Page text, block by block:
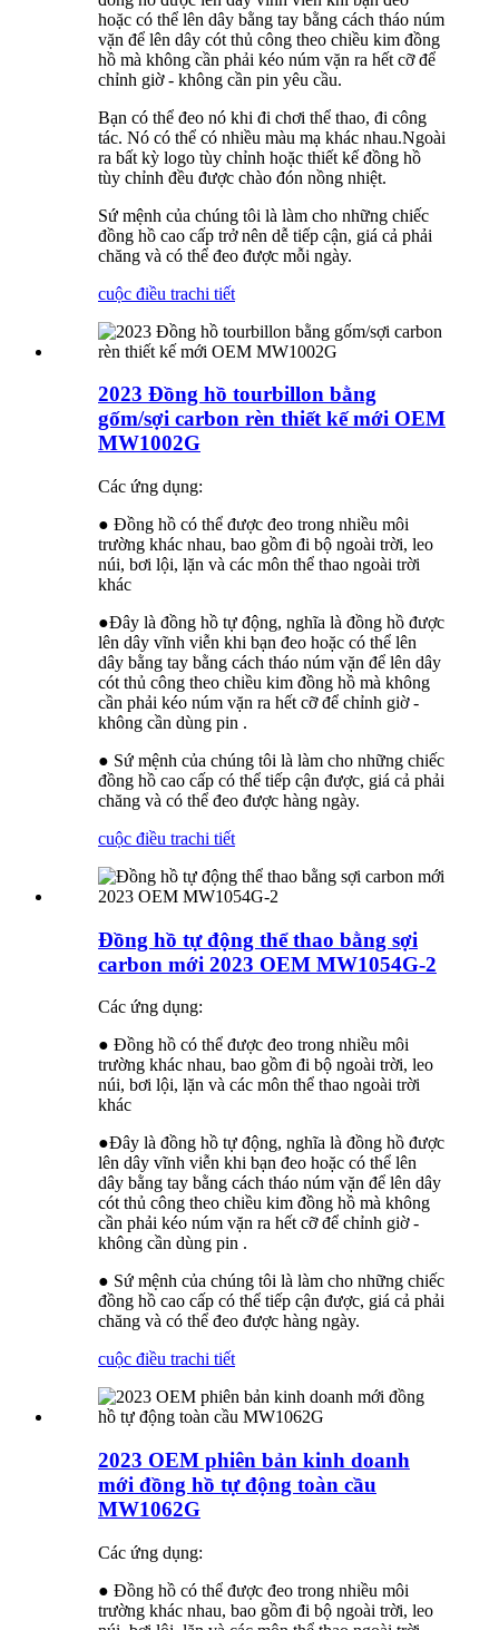
hoặc có thể lên dây bằng tay bằng cách tháo núm
vặn để lên dây cót thủ công theo chiều kim đồng
hồ mà không cần phải kéo núm vặn ra hết cỡ để
chỉnh giờ - không cần pin yêu cầu.
Bạn có thể đeo nó khi đi chơi thể thao, đi công
tác. Nó có thể có nhiều màu mạ khác nhau.Ngoài
ra bất kỳ logo tùy chỉnh hoặc thiết kế đồng hồ
tùy chỉnh đều được chào đón nồng nhiệt.
Sứ mệnh của chúng tôi là làm cho những chiếc
đồng hồ cao cấp trở nên dễ tiếp cận, giá cả phải
chăng và có thể đeo được mỗi ngày.
cuộc điều trachi tiết
2023 Đồng hồ tourbillon bằng
gốm/sợi carbon rèn thiết kế mới OEM
MW1002G
Các ứng dụng:
● Đồng hồ có thể được đeo trong nhiều môi
trường khác nhau, bao gồm đi bộ ngoài trời, leo
núi, bơi lội, lặn và các môn thể thao ngoài trời
khác
●Đây là đồng hồ tự động, nghĩa là đồng hồ được
lên dây vĩnh viễn khi bạn đeo hoặc có thể lên
dây bằng tay bằng cách tháo núm vặn để lên dây
cót thủ công theo chiều kim đồng hồ mà không
cần phải kéo núm vặn ra hết cỡ để chỉnh giờ -
không cần dùng pin .
● Sứ mệnh của chúng tôi là làm cho những chiếc
đồng hồ cao cấp có thể tiếp cận được, giá cả phải
chăng và có thể đeo được hàng ngày.
cuộc điều trachi tiết
Đồng hồ tự động thể thao bằng sợi
carbon mới 2023 OEM MW1054G-2
Các ứng dụng:
● Đồng hồ có thể được đeo trong nhiều môi
trường khác nhau, bao gồm đi bộ ngoài trời, leo
núi, bơi lội, lặn và các môn thể thao ngoài trời
khác
●Đây là đồng hồ tự động, nghĩa là đồng hồ được
lên dây vĩnh viễn khi bạn đeo hoặc có thể lên
dây bằng tay bằng cách tháo núm vặn để lên dây
cót thủ công theo chiều kim đồng hồ mà không
cần phải kéo núm vặn ra hết cỡ để chỉnh giờ -
không cần dùng pin .
● Sứ mệnh của chúng tôi là làm cho những chiếc
đồng hồ cao cấp có thể tiếp cận được, giá cả phải
chăng và có thể đeo được hàng ngày.
cuộc điều trachi tiết
2023 OEM phiên bản kinh doanh
mới đồng hồ tự động toàn cầu
MW1062G
Các ứng dụng:
● Đồng hồ có thể được đeo trong nhiều môi
trường khác nhau, bao gồm đi bộ ngoài trời, leo